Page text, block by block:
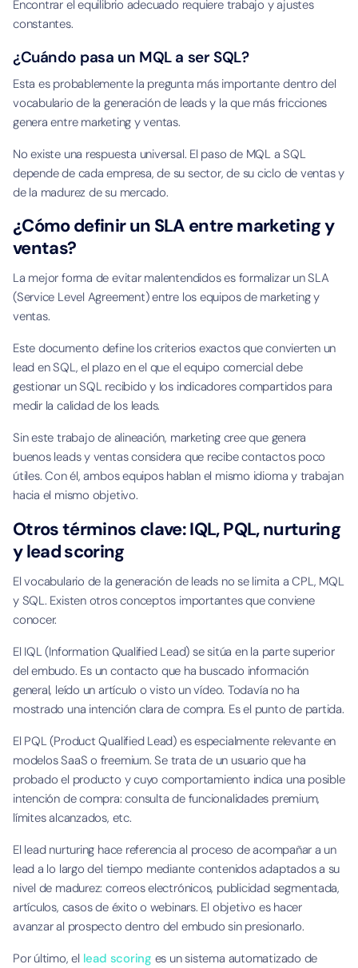
Encontrar el equilibrio adecuado requiere trabajo y ajustes
constantes.
¿Cuándo pasa un MQL a ser SQL?
Esta es probablemente la pregunta más importante dentro del
vocabulario de la generación de leads y la que más fricciones
genera entre marketing y ventas.
No existe una respuesta universal. El paso de MQL a SQL
depende de cada empresa, de su sector, de su ciclo de ventas y
de la madurez de su mercado.
¿Cómo definir un SLA entre marketing y
ventas?
La mejor forma de evitar malentendidos es formalizar un SLA
(Service Level Agreement) entre los equipos de marketing y
ventas.
Este documento define los criterios exactos que convierten un
lead en SQL, el plazo en el que el equipo comercial debe
gestionar un SQL recibido y los indicadores compartidos para
medir la calidad de los leads.
Sin este trabajo de alineación, marketing cree que genera
buenos leads y ventas considera que recibe contactos poco
útiles. Con él, ambos equipos hablan el mismo idioma y trabajan
hacia el mismo objetivo.
Otros términos clave: IQL, PQL, nurturing
y lead scoring
El vocabulario de la generación de leads no se limita a CPL, MQL
y SQL. Existen otros conceptos importantes que conviene
conocer.
El IQL (Information Qualified Lead) se sitúa en la parte superior
del embudo. Es un contacto que ha buscado información
general, leído un artículo o visto un vídeo. Todavía no ha
mostrado una intención clara de compra. Es el punto de partida.
El PQL (Product Qualified Lead) es especialmente relevante en
modelos SaaS o freemium. Se trata de un usuario que ha
probado el producto y cuyo comportamiento indica una posible
intención de compra: consulta de funcionalidades premium,
límites alcanzados, etc.
El lead nurturing hace referencia al proceso de acompañar a un
lead a lo largo del tiempo mediante contenidos adaptados a su
nivel de madurez: correos electrónicos, publicidad segmentada,
artículos, casos de éxito o webinars. El objetivo es hacer
avanzar al prospecto dentro del embudo sin presionarlo.
Por último, el lead scoring es un sistema automatizado de